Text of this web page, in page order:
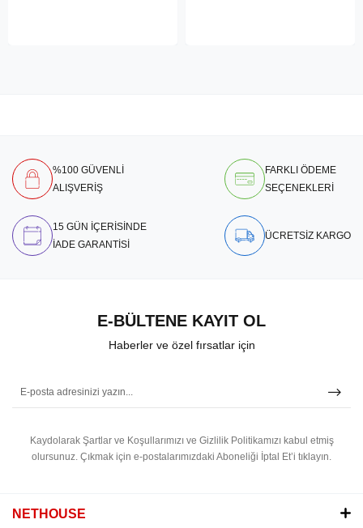
%100 GÜVENLİ
ALIŞVERİŞ
FARKLI ÖDEME
SEÇENEKLERİ
15 GÜN İÇERİSİNDE
İADE GARANTİSİ
ÜCRETSİZ KARGO
E-BÜLTENE KAYIT OL
Haberler ve özel fırsatlar için
Kaydolarak Şartlar ve Koşullarımızı ve Gizlilik Politikamızı kabul etmiş
olursunuz. Çıkmak için e-postalarımızdaki Aboneliği İptal Et’i tıklayın.
NETHOUSE